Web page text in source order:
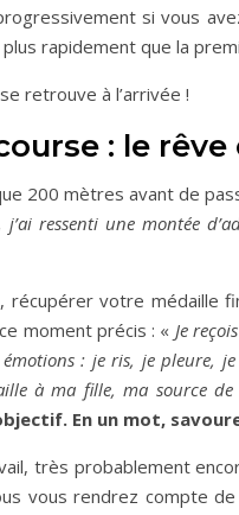
si vous
rapidement que la
retrouve à l’arrivée !
: le
200 mètres avant de
ressenti une montée
récupérer votre
moment précis : « Je
: je ris, je pleure, je
à ma fille, ma source
En un mot,
très probablement
vous rendrez compte de